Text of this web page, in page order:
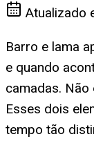
Atualizado
Barro e lama
e quando
camadas.
Esses dois
tempo tão